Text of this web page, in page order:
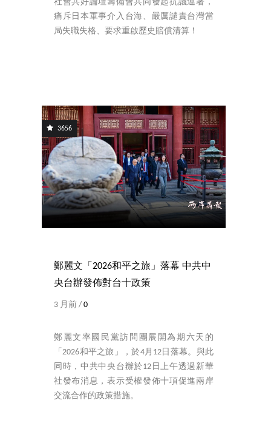
社會共好論壇籌備會共同發起抗議連署，
痛斥日本軍事介入台海、嚴厲譴責台灣當
局失職失格、要求重啟歷史賠償清算！
3656
鄭麗文「2026和平之旅」落幕 中共中
央台辦發佈對台十政策
3 月前 / 0
鄭麗文率國民黨訪問團展開為期六天的
「2026和平之旅」，於4月12日落幕。與此
同時，中共中央台辦於12日上午透過新華
社發布消息，表示受權發佈十項促進兩岸
交流合作的政策措施。